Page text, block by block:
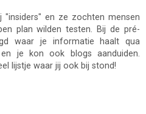
echt weer een hoogtepuntje!
om 23:40